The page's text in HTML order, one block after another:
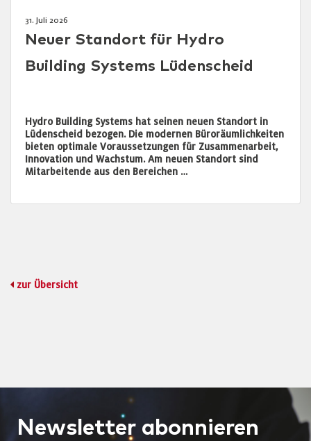
31. Juli 2026
Neuer Standort für Hydro
Building Systems Lüdenscheid
Hydro Building Systems hat seinen neuen Standort in
Lüdenscheid bezogen. Die modernen Büroräumlichkeiten
bieten optimale Voraussetzungen für Zusammenarbeit,
Innovation und Wachstum. Am neuen Standort sind
Mitarbeitende aus den Bereichen …
zur Übersicht
Newsletter abonnieren